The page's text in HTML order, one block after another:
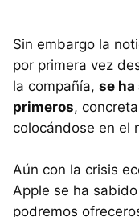
Sin embargo la
por primera vez
la compañía, se
primeros,
colocándose en el
Aún con la crisis
Apple se ha
podremos